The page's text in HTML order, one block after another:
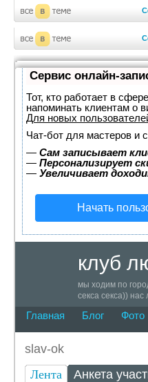
Сервис онлайн-
Тот, кто работает в
напоминать клиентам о
Для новых
Чат-бот для мастеров и
— Сам записывает
— Персонализирует
— Увеличивает
Начать
клуб
мы ходим по
секса секса))
Главная Блог Фото
slav-ok
Лента
Анкета